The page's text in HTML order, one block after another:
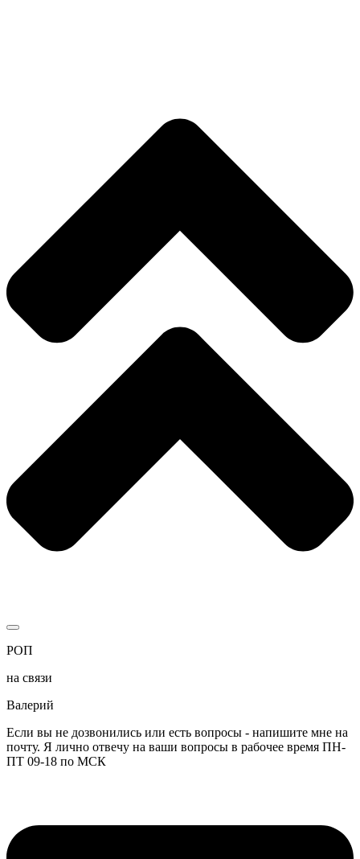
РОП
на связи
Валерий
Если вы не дозвонились или есть вопросы - напишите мне на
почту. Я лично отвечу на ваши вопросы в рабочее время ПН-
ПТ 09-18 по МСК